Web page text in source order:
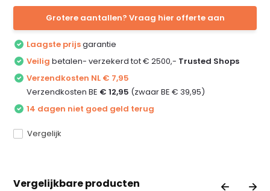
Grotere aantallen? Vraag hier offerte aan
Laagste prijsgarantie
Veilig betalen- verzekerd tot € 2500,- Trusted Shops
Verzendkosten NL € 7,95
Verzendkosten BE € 12,95 (zwaar BE € 39,95)
14 dagen niet goed geld terug
Vergelijk
Vergelijkbare producten